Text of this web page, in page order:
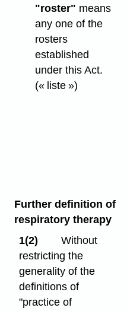
"roster" means
any one of the
rosters
established
under this Act.
(« liste »)
Further definition of
respiratory therapy
1(2)
Without
restricting the
generality of the
definitions of
"practice of